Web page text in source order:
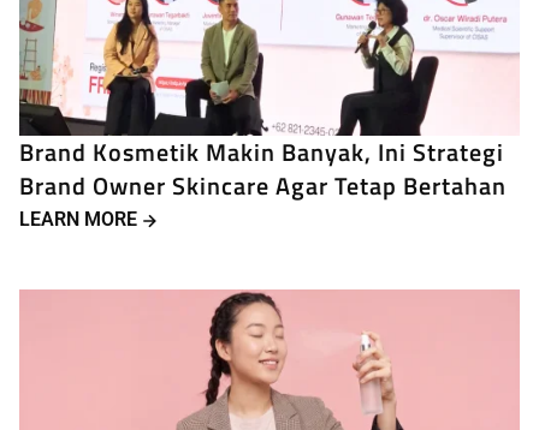
Brand Kosmetik Makin Banyak, Ini Strategi
Brand Owner Skincare Agar Tetap Bertahan
LEARN MORE